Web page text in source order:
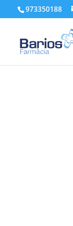
973350188